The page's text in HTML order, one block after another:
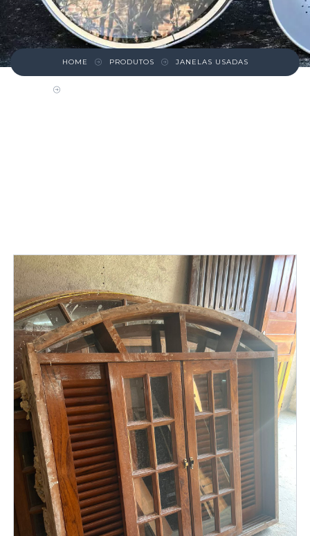
HOME PRODUTOS JANELAS USADAS